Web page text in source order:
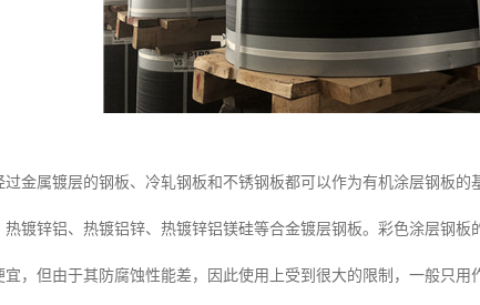
过金属镀层的钢板、冷轧钢板和不锈钢板都可以作为有机涂层钢板
热镀锌铝、热镀铝锌、热镀锌铝镁硅等合金镀层钢板。彩色涂层钢
宜，但由于其防腐蚀性能差，因此使用上受到很大的限制，一般只